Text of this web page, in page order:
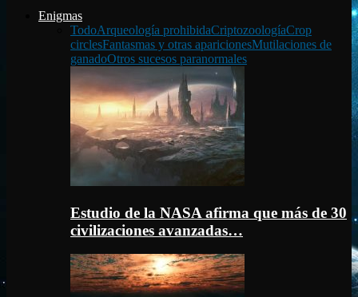
Enigmas
TodoArqueología prohibidaCriptozoologíaCrop
circlesFantasmas y otras aparicionesMutilaciones de
ganadoOtros sucesos paranormales
Estudio de la NASA afirma que más de 30
civilizaciones avanzadas…